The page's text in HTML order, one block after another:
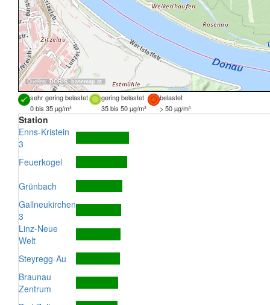
Quellen: DORIS, basemap.at
sehr gering belastet gering belastet
belastet
0 bis 35 µg/m³
35 bis 50 µg/m³ > 50 µg/m³
Station
Enns-Kristein
3
Feuerkogel
Grünbach
Gallneukirchen
3
Linz-Neue
Welt
Steyregg-Au
Braunau
Zentrum